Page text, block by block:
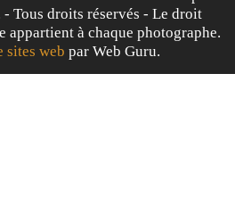
Tous droits réservés - Le droit
appartient à chaque photographe.
sites web par Web Guru.